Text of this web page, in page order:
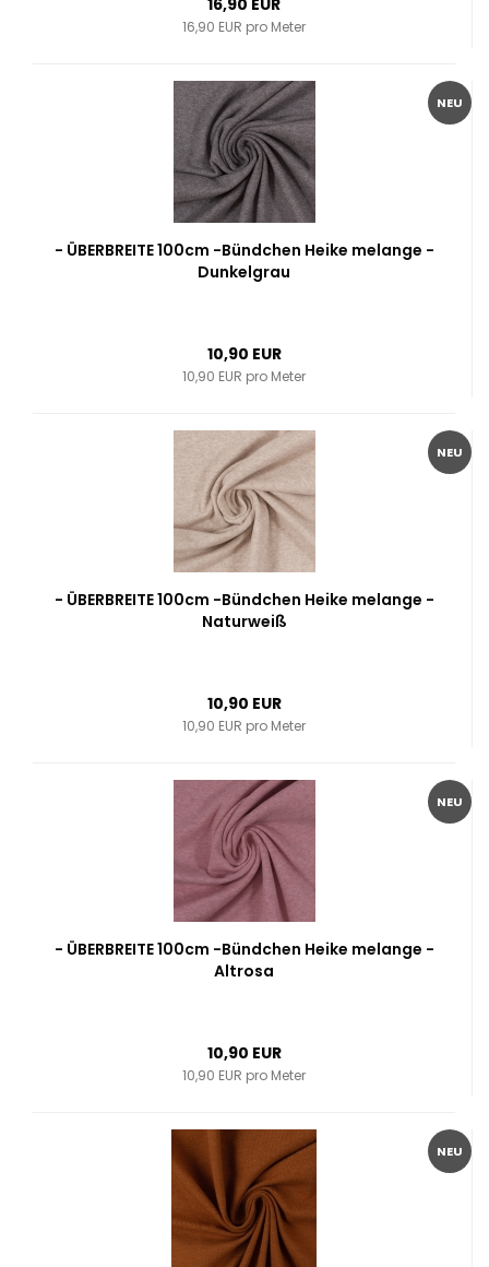
16,90 EUR pro Meter
NEU
- ÜBERBREITE 100cm -Bündchen Heike melange -
Dunkelgrau
10,90 EUR
10,90 EUR pro Meter
NEU
- ÜBERBREITE 100cm -Bündchen Heike melange -
Naturweiß
10,90 EUR
10,90 EUR pro Meter
NEU
- ÜBERBREITE 100cm -Bündchen Heike melange -
Altrosa
10,90 EUR
10,90 EUR pro Meter
NEU